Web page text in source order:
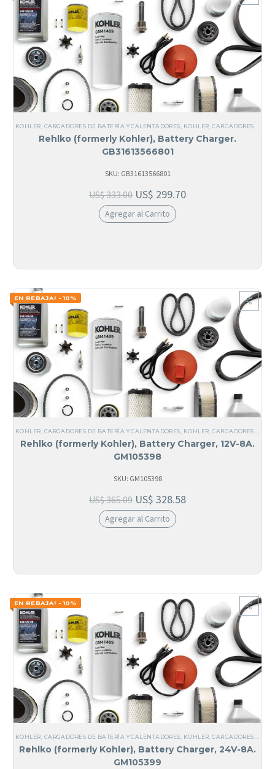
KOHLER CARGADORES DE BATERÍA Y CALENTADORES KOHLER ,CARGADORES DE BATERÍA
Rehlko (formerly Kohler), Battery Charger.
GB31613566801
SKU: GB31613566801
US$333.00 US$ 299.70
Agregar al Carrito
EN REBAJA! - 10%
KOHLER, CARGADORES DE BATERÍA Y CALENTADORES, KOHLER,CARGADORES DE BATERÍA
Rehlko (formerly Kohler), Battery Charger, 12V-8A.
GM105398
SKU: GM105398
US$365.09 US$ 328.58
Agregar al Carrito
EN REBAJA! - 10%
KOHLER CARGADORES DE BATERÍA Y CALENTADORES KOHLER ,CARGADORES DE BATERÍA
Rehlko (formerly Kohler), Battery Charger, 24V-8A.
GM105399